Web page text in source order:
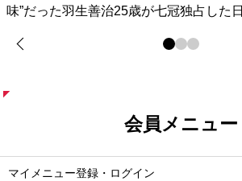
味”だった羽生善治25歳が七冠独占した日
会員メニュー
マイメニュー登録・ログイン